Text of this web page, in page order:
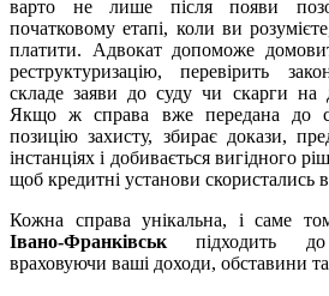
варто не лише після появи
початковому етапі, коли ви
платити. Адвокат допоможе
реструктуризацію, перевірить
складе заяви до суду чи скарги на
Якщо ж справа вже передана до
позицію захисту, збирає докази,
інстанціях і добивається вигідного
щоб кредитні установи
Кожна справа унікальна, і саме
Івано-Франківськ підходить до
враховуючи ваші доходи, обставини та